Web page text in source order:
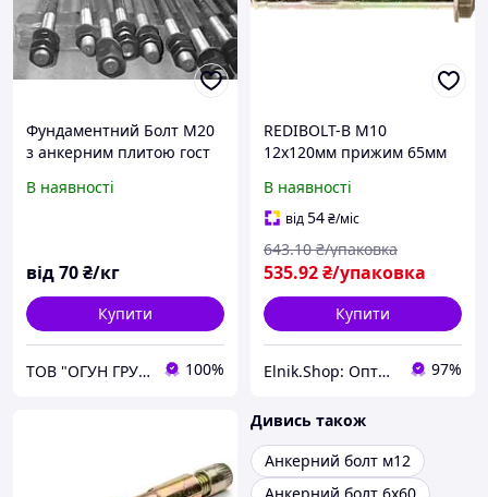
Фундаментний Болт М20
з анкерним плитою гост
В наявності
від70₴/кг
Купити
ТОВ "ОГУН ГРУП" 100%
REDIBOLT-B М10
12х120мм прижим 65мм
цинк жовтий (20 шт.)
[92F10000092F112A20]
Metalvis
В наявності
від54₴/міс
535.92₴/упаковка
643.10 ₴/упаковка
Купити
Elnik.Shop: Оптово-роздрібна компанія 97%
Дивись також
Анкерний болт м12